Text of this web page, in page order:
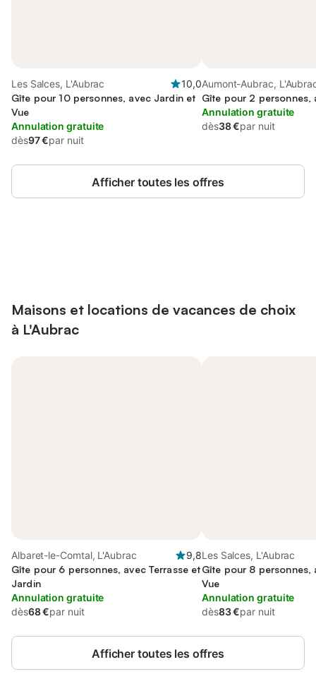
Les Salces, L'Aubrac
10,0
Gîte pour 10 personnes, avec Jardin et
Vue
Annulation gratuite
dès97 €par nuit
Aumont-Aubrac,
Gîte pour 2 personnes,
Annulation gratuite
dès38 €par nuit
Afficher toutes les offres
Maisons et locations de vacances de choix
à L'Aubrac
Albaret-le-Comtal, L'Aubrac
9,8
Gîte pour 6 personnes, avec Terrasse et
Jardin
Annulation gratuite
dès68 €par nuit
Les Salces, L'Aubrac
Gîte pour 8 personnes,
Vue
Annulation gratuite
dès83 €par nuit
Afficher toutes les offres